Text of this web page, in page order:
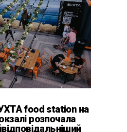
food station на
розпочала